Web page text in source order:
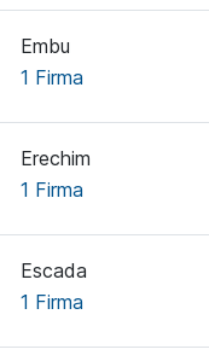
Embu
1 Firma
Erechim
1 Firma
Escada
1 Firma